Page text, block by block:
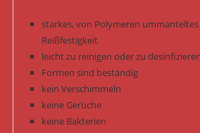
starkes, von Polymeren
Reißfestigkeit
leicht zu reinigen oder zu desinfizieren
Formen sind beständig
kein Verschimmeln
keine Gerüche
keine Bakterien